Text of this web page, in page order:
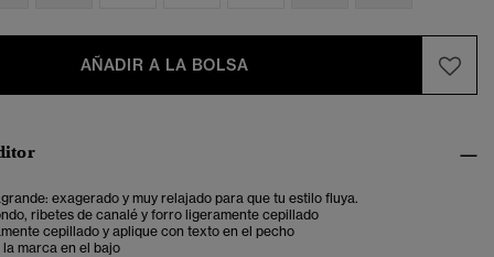
AÑADIR A LA BOLSA
exagerado y muy relajado para que tu estilo fluya.
ribetes de canalé y forro ligeramente cepillado
cepillado y aplique con texto en el pecho
marca en el bajo